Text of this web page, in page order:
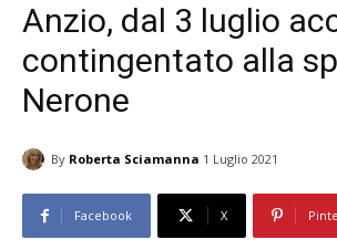
Anzio, dal 3 luglio
contingentato alla
Nerone
By Roberta Sciamanna 1 Luglio 2021
Facebook X